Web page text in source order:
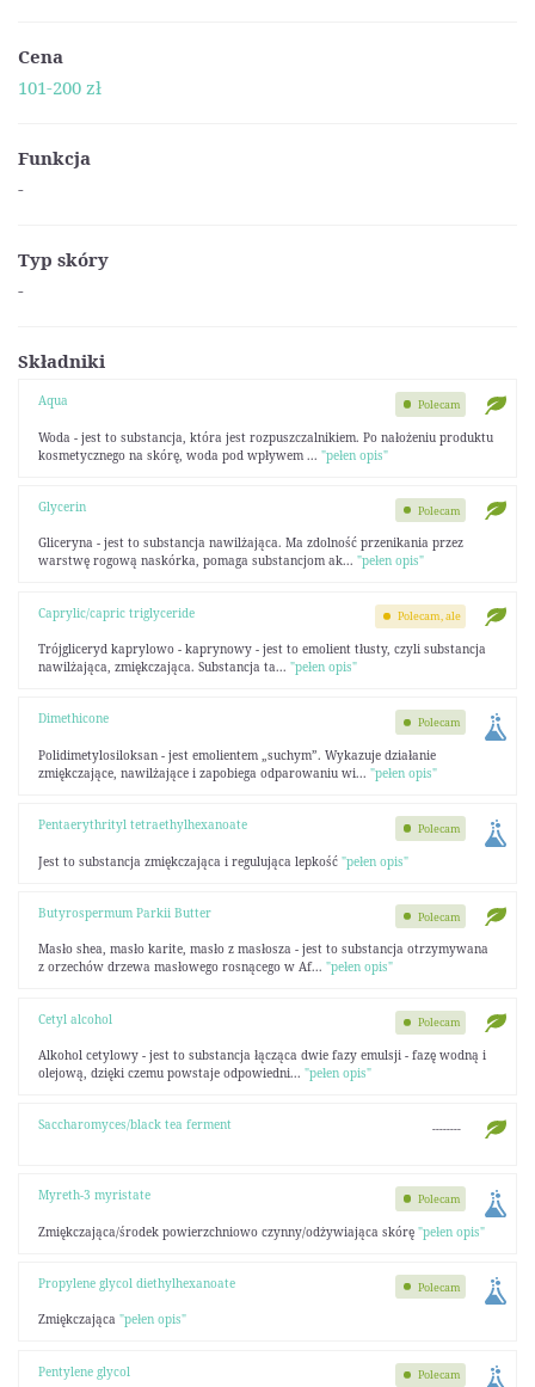
Cena
101-200 zł
Funkcja
-
Typ skóry
-
Składniki
Aqua
Woda - jest to substancja, która jest rozpuszczalnikiem. Po nałożeniu produktu
kosmetycznego na skórę, woda pod wpływem ... "pełen opis"
Polecam
Glycerin
Gliceryna - jest to substancja nawilżająca. Ma zdolność przenikania przez
warstwę rogową naskórka, pomaga substancjom ak... "pełen opis"
Polecam
Caprylic/capric triglyceride
Trójgliceryd kaprylowo - kaprynowy - jest to emolient tłusty, czyli substancja
nawilżająca, zmiękczająca. Substancja ta... "pełen opis"
Polecam, ale
Dimethicone
Polidimetylosiloksan - jest emolientem „suchym”. Wykazuje działanie
zmiękczające, nawilżające i zapobiega odparowaniu wi... "pełen opis"
Polecam
Pentaerythrityl tetraethylhexanoate
Jest to substancja zmiękczająca i regulująca lepkość "pełen opis"
Polecam
Butyrospermum Parkii Butter
Masło shea, masło karite, masło z masłosza - jest to substancja otrzymywana
z orzechów drzewa masłowego rosnącego w Af... "pełen opis"
Polecam
Cetyl alcohol
Alkohol cetylowy - jest to substancja łącząca dwie fazy emulsji - fazę wodną i
olejową, dzięki czemu powstaje odpowiedni... "pełen opis"
Polecam
Saccharomyces/black tea ferment --------
Myreth-3 myristate
Zmiękczająca/środek powierzchniowo czynny/odżywiająca skórę "pełen opis"
Polecam
Propylene glycol diethylhexanoate
Zmiękczająca "pełen opis"
Polecam
Pentylene glycol Polecam